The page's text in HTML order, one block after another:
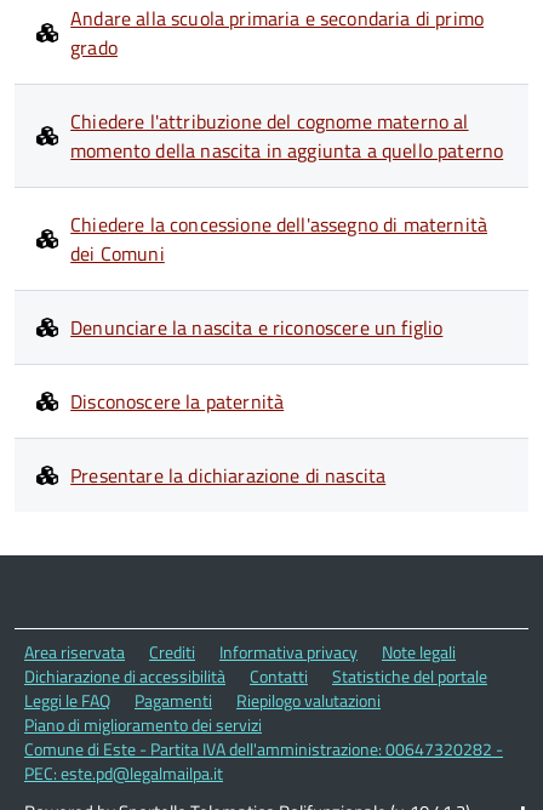
Andare alla scuola primaria e secondaria di primo
grado
Chiedere l'attribuzione del cognome materno al
momento della nascita in aggiunta a quello paterno
Chiedere la concessione dell'assegno di maternità
dei Comuni
Denunciare la nascita e riconoscere un figlio
Disconoscere la paternità
Presentare la dichiarazione di nascita
Area riservata Crediti Informativa privacy
Note legali
Dichiarazione di accessibilità
Contatti
Statistiche del portale
Leggi le FAQ
Pagamenti
Riepilogo valutazioni
Piano di miglioramento dei servizi
Comune di Este - Partita IVA dell'amministrazione: 00647320282 -
PEC: este.pd@legalmailpa.it